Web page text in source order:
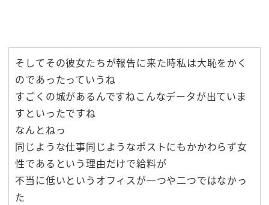
そしてその彼女たちが報告に来た時私は大恥をかく
のであったっていうね
すごくの城があるんですねこんなデータが出ていま
すといったですね
なんとねっ
同じような仕事同じようなポストにもかかわらず女
性であるという理由だけで給料が
不当に低いというオフィスが一つや二つではなかっ
た